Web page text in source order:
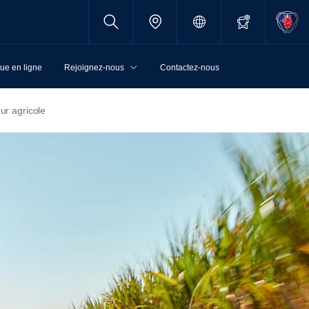
en ligne Rejoignez-nous Contactez-nous
agricole